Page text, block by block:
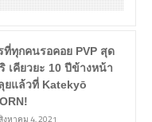
ทุกคนรอคอย PVP สุด
เคียวยะ 10 ปีข้างหน้า
ยแล้วที่ Katekyō
หาคม 4, 2021